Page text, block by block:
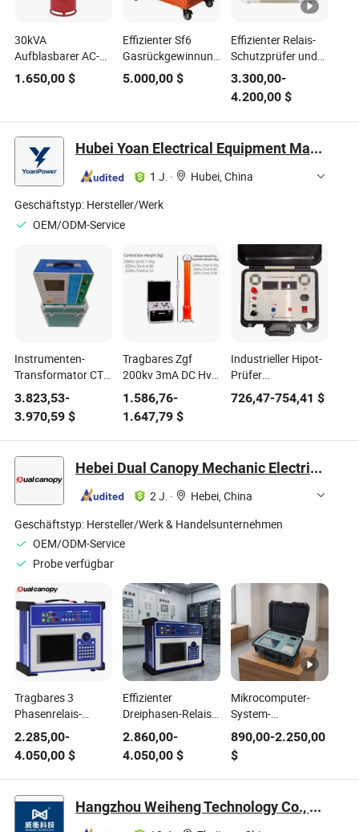
30kVA
Aufblasbarer AC-
Hipot-Prüfer Sf6
Gasgefülltes
1.650,00 $
Effizienter Sf6
Gasrückgewinnungssystemprüfer
mit fortschrittlicher
Filtration neuer
5.000,00$
Effizienter Relais-
Schutzprüfer und
Überspannungsprüfer
für Windows-
Betriebssysteme
3.300,00-
4.200,00$
Hubei Yoan Electrical Equipment Manufacturing Co., Ltd
1 J. ·
Hubei, China
Geschäftstyp: Hersteller/Werk
OEM/ODM-Service
Instrumenten-
Transformator CT
PT Volt-Ampere
Charakteristik-
Testanalysator,
Leistungssystem
CT PT Verhältnis-
Polarisierungstestgerät,
anpassbarer
Hochspannungstester
3.823,53-
3.970,59 $
Tragbares Zgf
200kv 3mA DC Hv
Testgerät DC
Durchschlagprüfer
für das
Bahnstromversorgungssystem
1.586,76-
1.647,79$
Industrieller Hipot-
Prüfer
100A DC-
für die Wartung von
726,47-754,41 $
Hebei Dual Canopy Mechanic Electrical Engineering Co., Ltd.
2 J. ·
Hebei, China
Geschäftstyp: Hersteller/Werk & Handelsunternehmen
OEM/ODM-Service
Probe verfügbar
Tragbares 3
Phasenrelais-
Testgerät
Multifunktionales
Stromsystem-
Testgerät
Sekundärstrominjektorprüfer
2.285,00-
4.050,00 $
Effizienter
Dreiphasen-Relais-
Schutzprüfer:
Erhöhung der
Sicherheit von
Stromversorgungssystemen
2.860,00-
4.050,00$
Mikrocomputer-
System-
Leistungstransformator
mit
Lastabgriffprüfer
890,00-2.250,00
$
Hangzhou Weiheng Technology Co., Ltd.